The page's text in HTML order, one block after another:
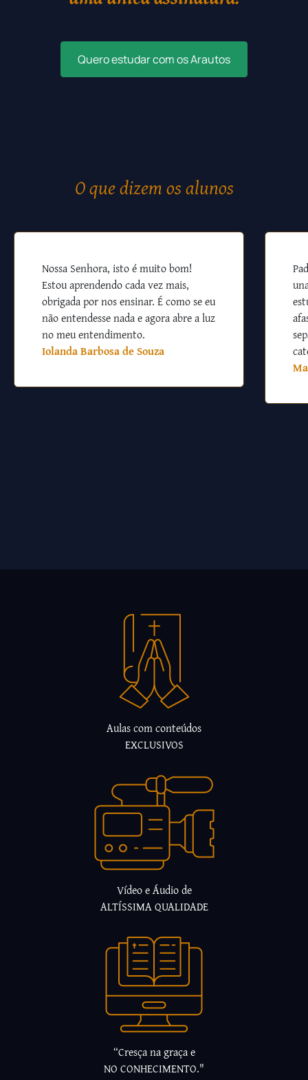
Quero estudar com os Arautos
O que dizem os alunos
Nossa Senhora, isto é muito bom!
Estou aprendendo cada vez mais,
obrigada por nos ensinar. É como se eu
não entendesse nada e agora abre a luz
no meu entendimento.
Iolanda Barbosa de Souza
Aulas com conteúdos
EXCLUSIVOS
Vídeo e Áudio de
ALTÍSSIMA QUALIDADE
“Cresça na graça e
NO CONHECIMENTO."